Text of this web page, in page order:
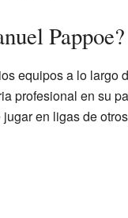
Pappoe?
equipos a lo largo
profesional en su
en ligas de